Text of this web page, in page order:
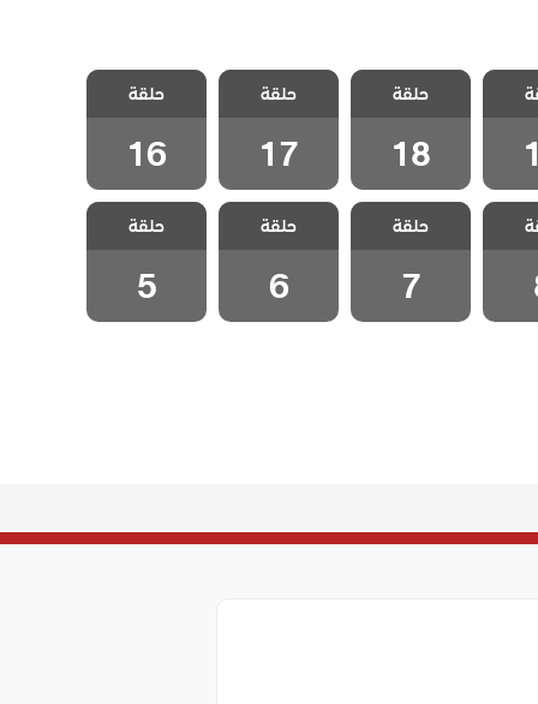
مسلسل فيلينتا
الحلقة 18
حلقة
18
مسلسل فيلينتا
الحلقة 17
حلقة
17
مسلسل فيلينتا
الحلقة 16
حلقة
16
8
مسلسل فيلينتا
الحلقة 7
حلقة
7
مسلسل فيلينتا
الحلقة 6
حلقة
6
مسلسل فيلينتا
الحلقة 5
حلقة
5